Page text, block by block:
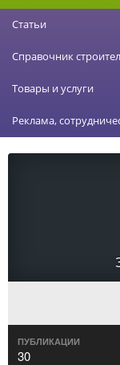
Статьи
Справочник
Товары и услуги
Реклама,
ПУБЛИКАЦИИ
30